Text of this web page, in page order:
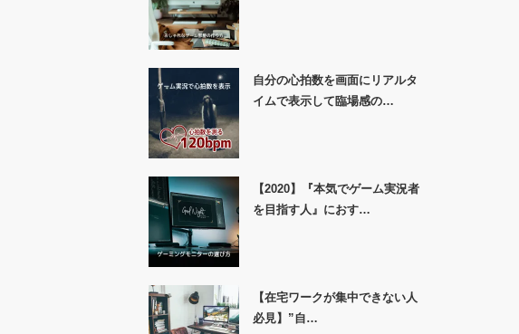
自分の心拍数を画面にリアルタ
イムで表示して臨場感の…
【2020】『本気でゲーム実況者
を目指す人』におす…
【在宅ワークが集中できない人
必見】”自…